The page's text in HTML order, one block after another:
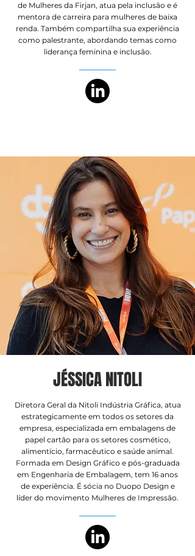
de Mulheres da Firjan, atua pela inclusão e é
mentora de carreira para mulheres de baixa
renda. Também compartilha sua experiência
como palestrante, abordando temas como
liderança feminina e inclusão.
JÉSSICA NITOLI
Diretora Geral da Nitoli Indústria Gráfica, atua
estrategicamente em todos os setores da
empresa, especializada em embalagens de
papel cartão para os setores cosmético,
alimentício, farmacêutico e saúde animal.
Formada em Design Gráfico e pós-graduada
em Engenharia de Embalagem, tem 16 anos
de experiência. É sócia no Duopo Design e
líder do movimento Mulheres de Impressão.